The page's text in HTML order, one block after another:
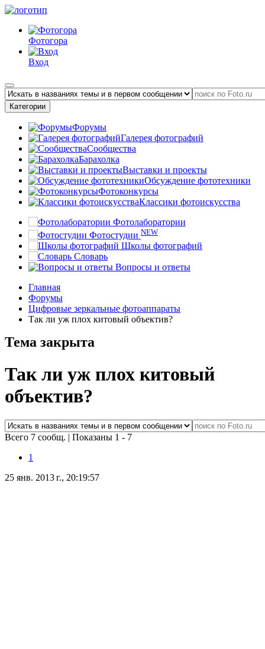
Фотогора
Вход
Категории
Форумы
Галерея фотографий
Сообщества
Барахолка
Выставки и проекты
Обсуждение фототехники
Фотоконкурсы
Классики фотоискусства
Фотолаборатории
Фотостудии NEW
Школы фотографий
Словарь
Вопросы и ответы
Главная
Форумы
Цифровые зеркальные фотоаппараты
Так ли уж плох китовый объектив?
Тема закрыта
Так ли уж плох китовый
объектив?
Всего 7 сообщ. | Показаны 1 - 7
1
25 янв. 2013 г., 20:19:57